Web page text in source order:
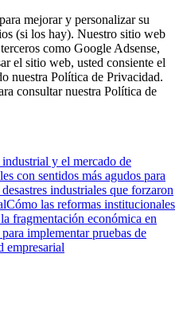
mejorar y personalizar su
(si los hay). Nuestro sitio web
como Google Adsense,
el sitio web, usted consiente el
nuestra Política de Privacidad.
consultar nuestra Política de
y el mercado de
con sentidos más agudos para
industriales que forzaron
Cómo las reformas institucionales
fragmentación económica en
implementar pruebas de
empresarial